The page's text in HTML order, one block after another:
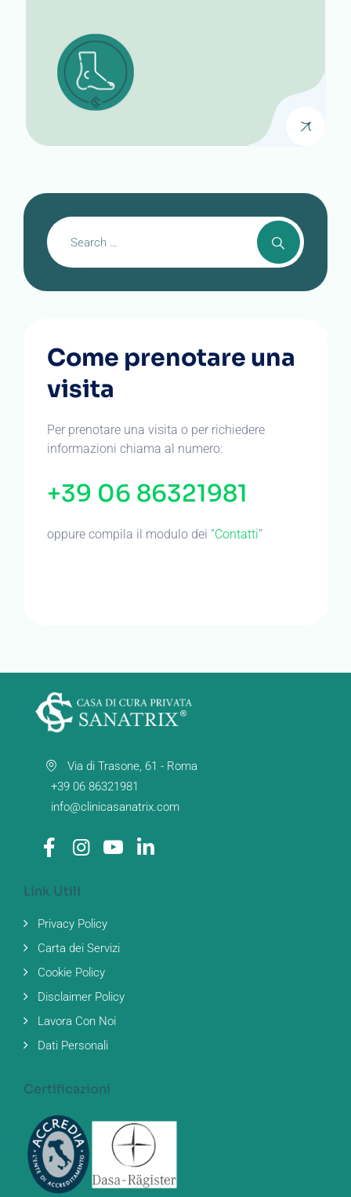
Come prenotare una
visita
Per prenotare una visita o per richiedere
informazioni chiama al numero:
+39 06 86321981
oppure compila il modulo dei “Contatti”
Via di Trasone, 61 - Roma
+39 06 86321981
info@clinicasanatrix.com
Link Utili
Privacy Policy
Carta dei Servizi
Cookie Policy
Disclaimer Policy
Lavora Con Noi
Dati Personali
Certificazioni